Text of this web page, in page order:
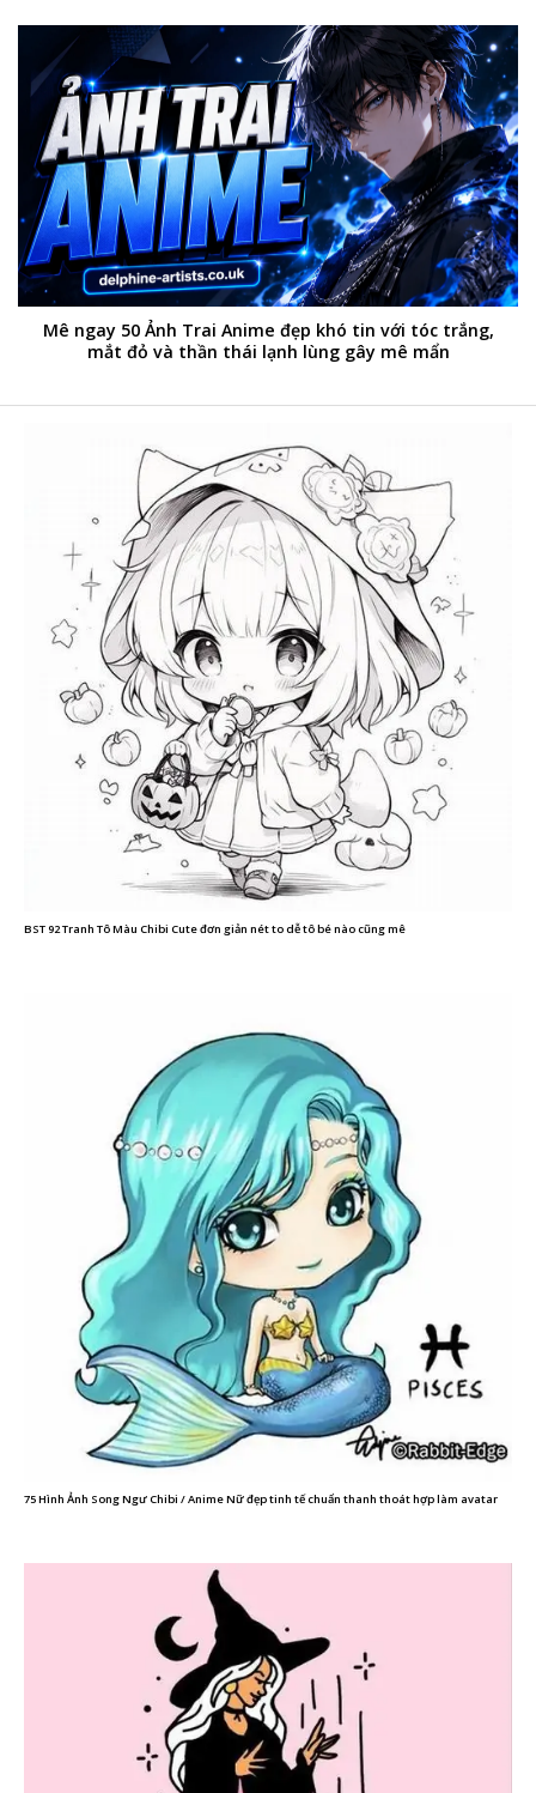
Mê ngay 50 Ảnh Trai Anime đẹp khó tin với tóc trắng,
mắt đỏ và thần thái lạnh lùng gây mê mẩn
BST 92 Tranh Tô Màu Chibi Cute đơn giản nét to dễ tô bé nào cũng mê
75 Hình Ảnh Song Ngư Chibi / Anime Nữ đẹp tinh tế chuẩn thanh thoát hợp làm avatar